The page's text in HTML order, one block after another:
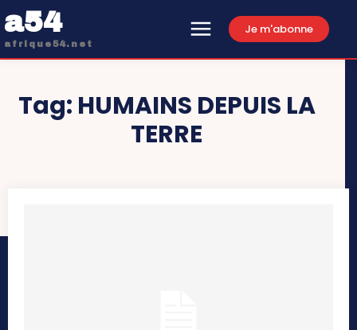
a54
afrique54.net
Je m'abonne
Tag: HUMAINS DEPUIS LA
TERRE